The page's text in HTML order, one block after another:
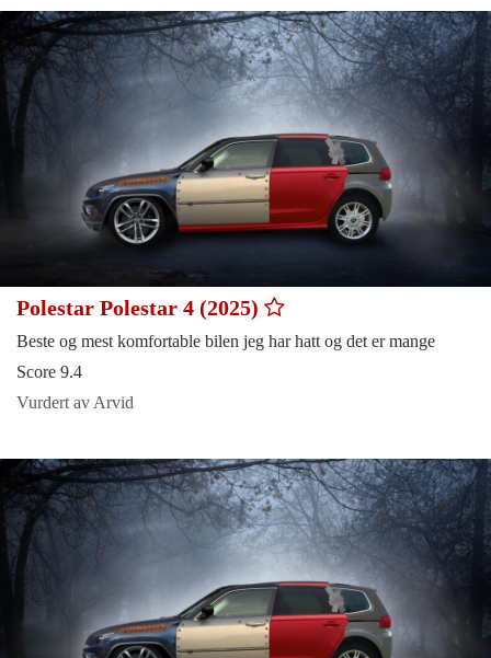
Polestar Polestar 4 (2025)
Beste og mest komfortable bilen jeg har hatt og det er mange
Score 9.4
Vurdert av Arvid